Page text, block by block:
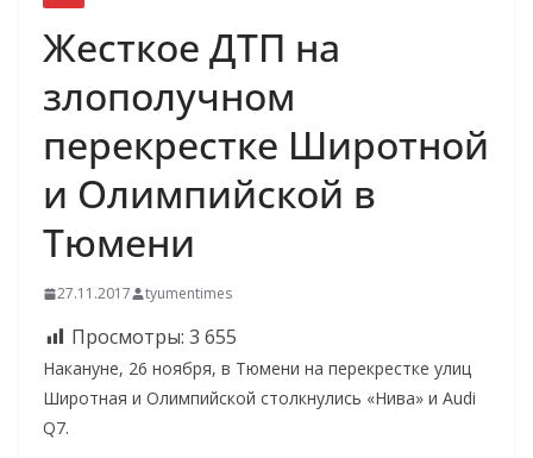
Жесткое ДТП на
злополучном
перекрестке Широтной
и Олимпийской в
Тюмени
27.11.2017 tyumentimes
Просмотры: 3 655
Накануне, 26 ноября, в Тюмени на перекрестке улиц
Широтная и Олимпийской столкнулись «Нива» и Audi
Q7.